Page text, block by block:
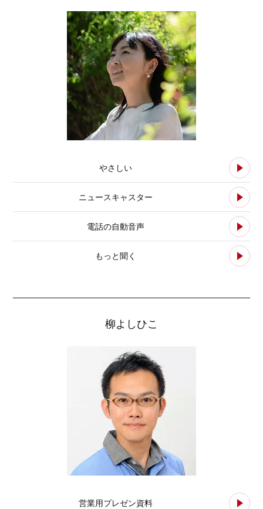
やさしい
ニュースキャスター
電話の自動音声
もっと聞く
柳よしひこ
営業用プレゼン資料